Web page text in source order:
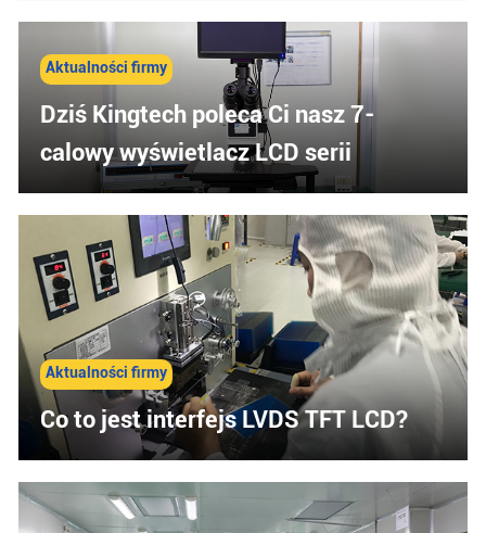
Aktualności firmy
Dziś Kingtech poleca Ci nasz 7-
calowy wyświetlacz LCD serii
Aktualności firmy
Co to jest interfejs LVDS TFT LCD?